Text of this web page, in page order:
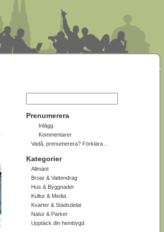
Prenumerera
Inlägg
Kommentarer
Vadå, prenumerera? Förklara…
Kategorier
Allmänt
Broar & Vattendrag
Hus & Byggnader
Kultur & Media
Kvarter & Stadsdelar
Natur & Parker
Upptäck din hembygd